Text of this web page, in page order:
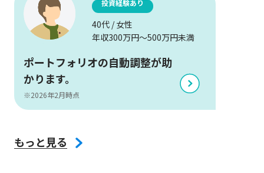
投資経験あり
40代 / 女性
年収300万円～500万円未満
ポートフォリオの自動調整が助
かります。
※2026年2月時点
もっと見る